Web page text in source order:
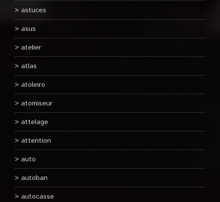
astuces
asus
atelier
atlas
atoleiro
atomiseur
attelage
attention
auto
autoban
autocasse